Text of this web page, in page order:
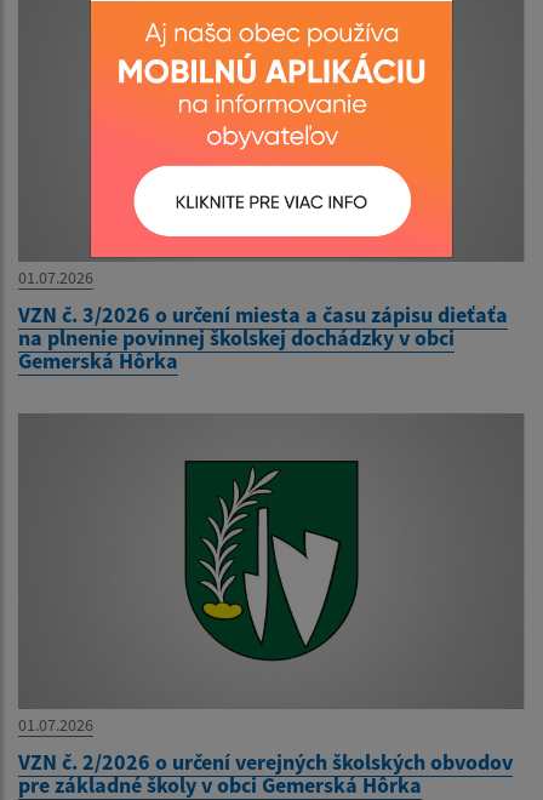
01.07.2026
VZN č. 3/2026 o určení miesta a času zápisu dieťaťa
na plnenie povinnej školskej dochádzky v obci
Gemerská Hôrka
01.07.2026
VZN č. 2/2026 o určení verejných školských obvodov
pre základné školy v obci Gemerská Hôrka